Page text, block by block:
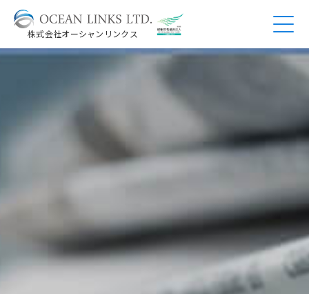
株式会社オーシャンリンクス